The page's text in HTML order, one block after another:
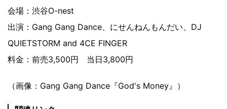
会場：渋谷O-nest
出演：Gang Gang Dance、にせんねんもんだい、DJ
QUIETSTORM and 4CE FINGER
料金：前売3,500円 当日3,800円
（画像：Gang Gang Dance『God's Money』）